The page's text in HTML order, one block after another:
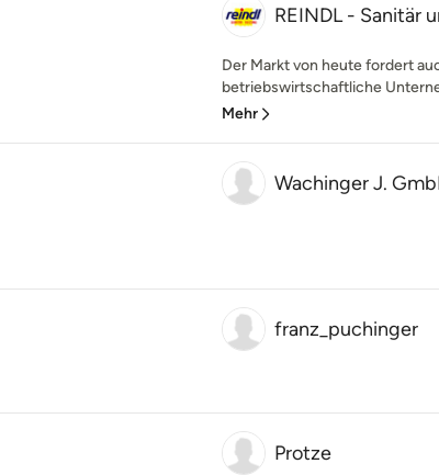
REINDL - Sanitär
Der Markt von heute fordert
betriebswirtschaftliche
Mehr
Wachinger J.
franz_puchinger
Protze